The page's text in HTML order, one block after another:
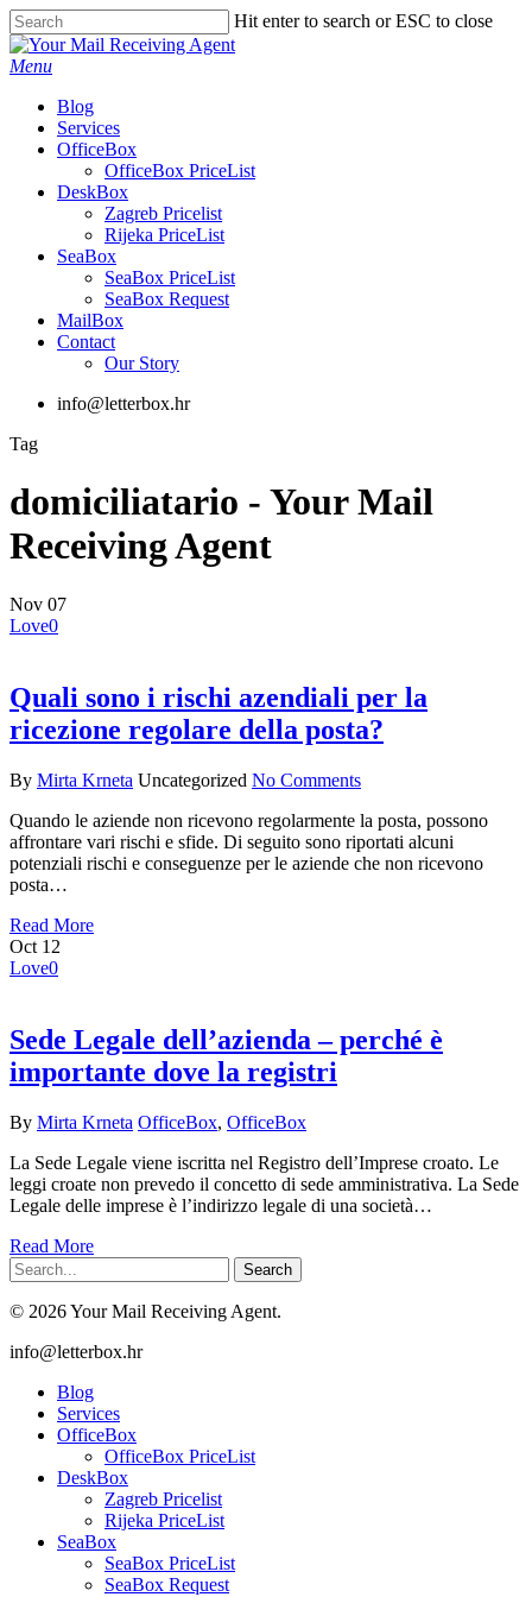
Skip
to
main
Hit enter to search or ESC to close
Close
Search
Menu
Blog
Services
OfficeBox
OfficeBox PriceList
DeskBox
Zagreb Pricelist
Rijeka PriceList
SeaBox
SeaBox PriceList
SeaBox Request
MailBox
Contact
Our Story
info@letterbox.hr
Tag
domiciliatario - Your Mail
Receiving Agent
Nov 07
Love0
Quali sono i rischi azendiali per la
ricezione regolare della posta?
By Mirta Krneta Uncategorized No Comments
Quando le aziende non ricevono regolarmente la posta, possono
affrontare vari rischi e sfide. Di seguito sono riportati alcuni
potenziali rischi e conseguenze per le aziende che non ricevono
posta…
Read More
Oct 12
Love0
Sede Legale dell’azienda – perché è
importante dove la registri
By Mirta Krneta OfficeBox, OfficeBox
La Sede Legale viene iscritta nel Registro dell’Imprese croato. Le
leggi croate non prevedo il concetto di sede amministrativa. La Sede
Legale delle imprese è l’indirizzo legale di una società…
Read More
Search
© 2026 Your Mail Receiving Agent.
Close
info@letterbox.hr
Blog
Services
OfficeBox
OfficeBox PriceList
DeskBox
Zagreb Pricelist
Rijeka PriceList
SeaBox
SeaBox PriceList
SeaBox Request